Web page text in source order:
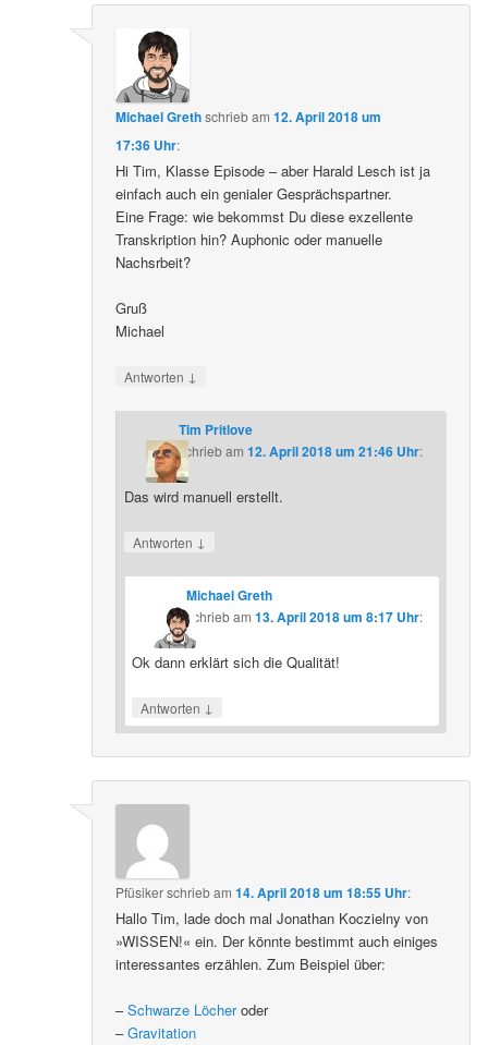
Michael Grethschriebam12. April 2018 um
17:36 Uhr:
Hi Tim, Klasse Episode – aber Harald Lesch ist ja
einfach auch ein genialer Gesprächspartner.
Eine Frage: wie bekommst Du diese exzellente
Transkription hin? Auphonic oder manuelle
Nachsrbeit?
Gruß
Michael
Antworten ↓
Tim Pritlove
schriebam 12. April 2018 um 21:46 Uhr:
Das wird manuell erstellt.
Antworten ↓
Michael Greth
schriebam13. April 2018 um 8:17 Uhr:
Ok dann erklärt sich die Qualität!
Antworten ↓
Pfüsikerschriebam14. April 2018 um 18:55 Uhr:
Hallo Tim, lade doch mal Jonathan Koczielny von
»WISSEN!« ein. Der könnte bestimmt auch einiges
interessantes erzählen. Zum Beispiel über:
–Schwarze Löcheroder
–Gravitation